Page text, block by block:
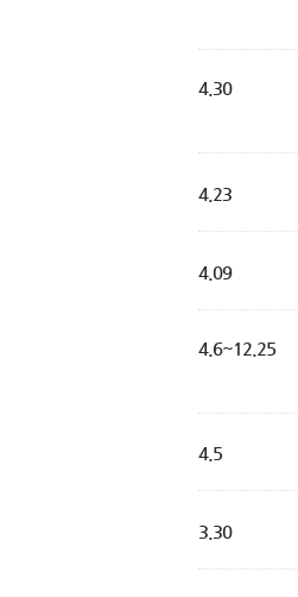
4.30
4.23
4.09
4.6~12.25
4.5
3.30